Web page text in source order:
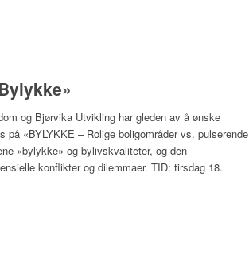
og Bjørvika Utvikling har gleden av å ønske
«BYLYKKE – Rolige boligområder vs. pulserende
«bylykke» og bylivskvaliteter, og den
konflikter og dilemmaer. TID: tirsdag 18.